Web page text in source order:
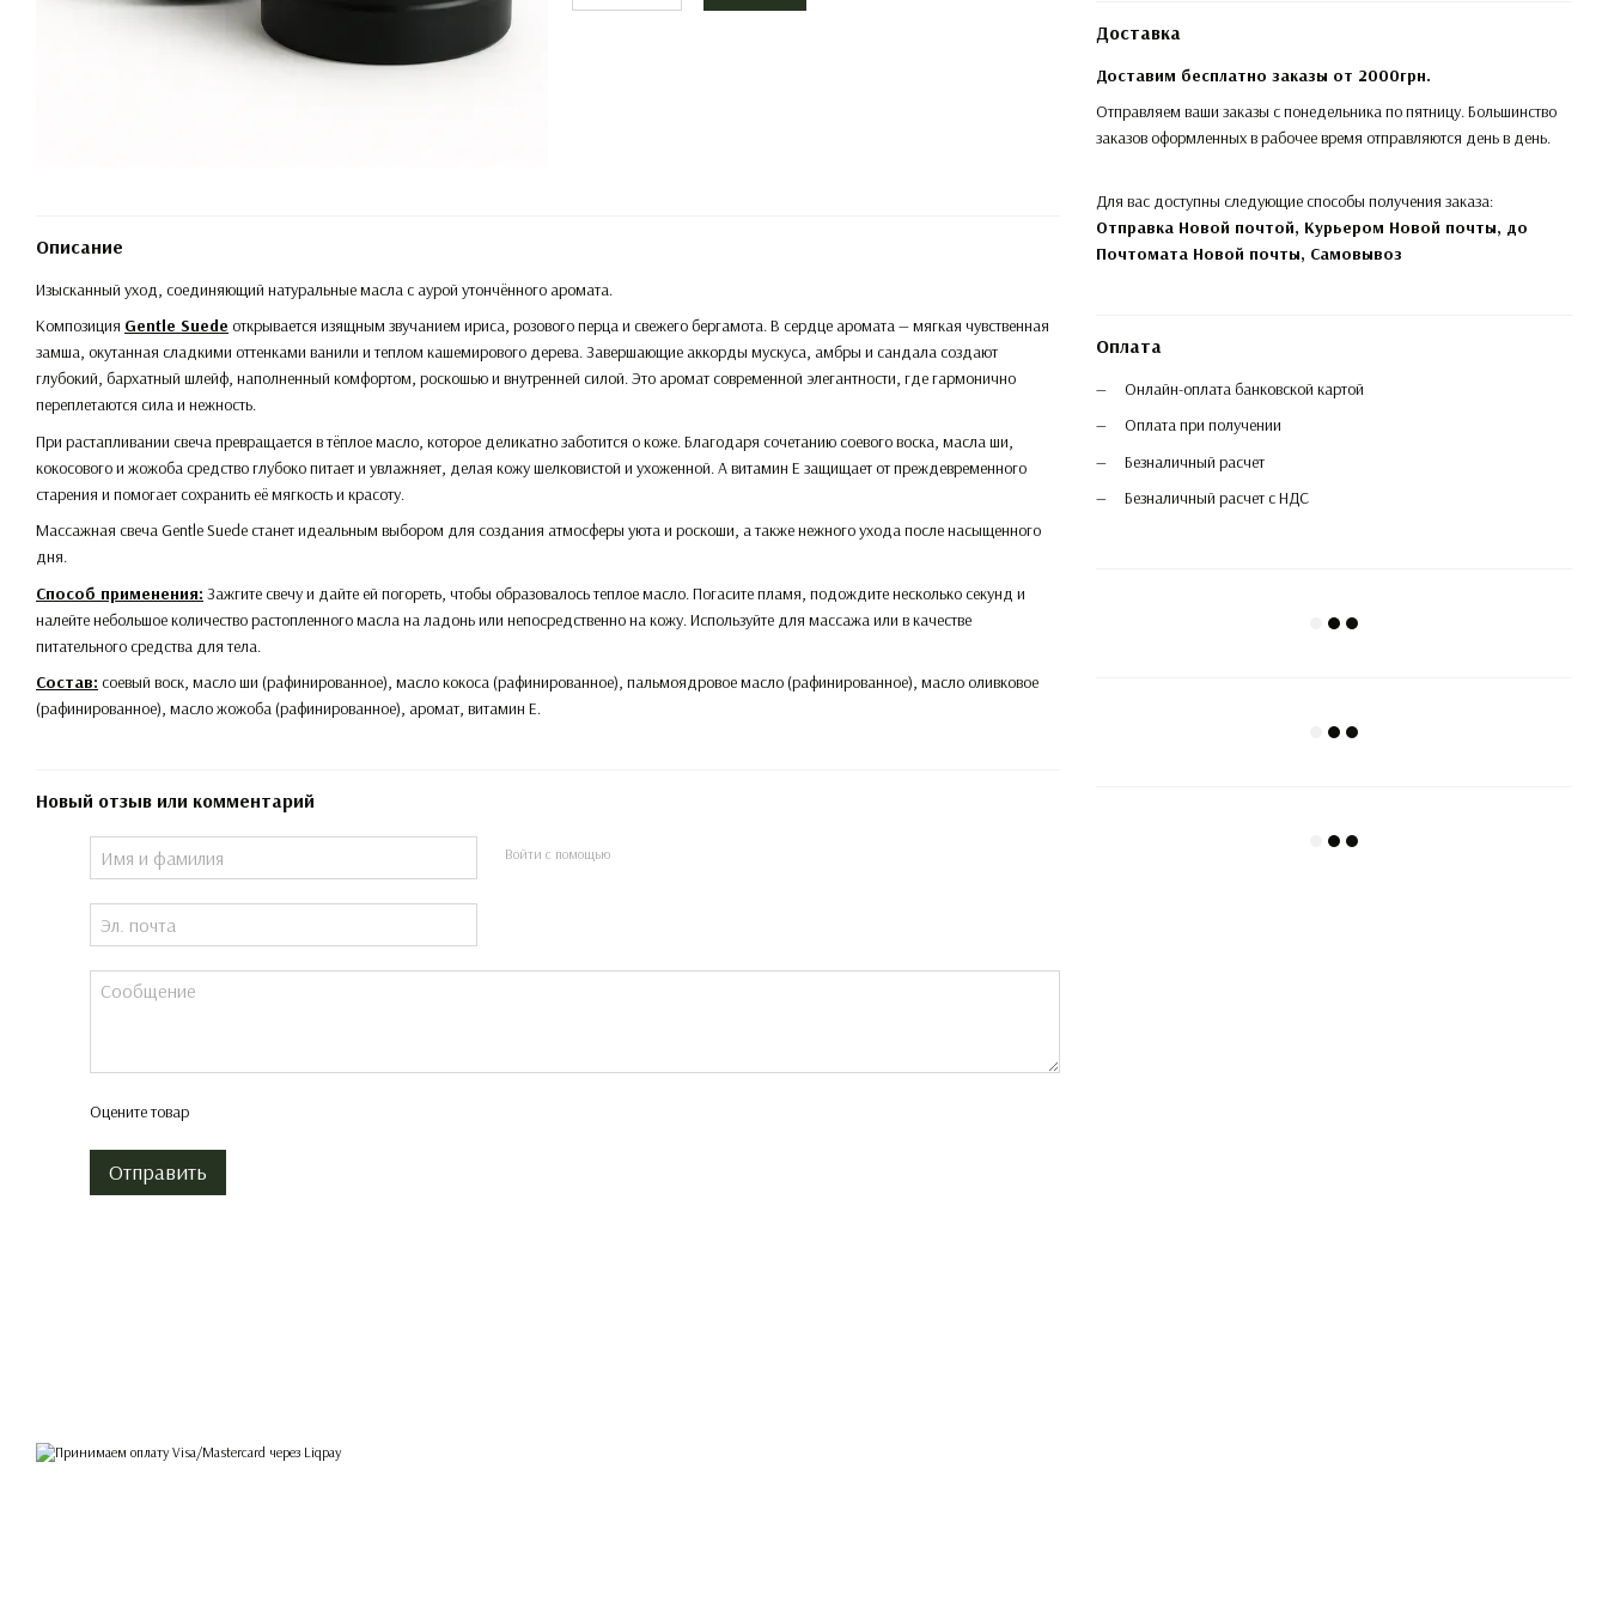
Доставка
Доставим бесплатно заказы от 2000грн.
Отправляем ваши заказы с понедельника по пятницу. Большинство
заказов оформленных в рабочее время отправляются день в день.
Для вас доступны следующие способы получения заказа:
Отправка Новой почтой, Курьером Новой почты, до
Почтомата Новой почты, Самовывоз
Оплата
Онлайн-оплата банковской картой
Оплата при получении
Безналичный расчет
Безналичный расчет с НДС
Описание
Изысканный уход, соединяющий натуральные масла с аурой утончённого аромата.
Композиция Gentle Suede открывается изящным звучанием ириса, розового перца и свежего бергамота. В сердце аромата — мягкая чувственная
замша, окутанная сладкими оттенками ванили и теплом кашемирового дерева. Завершающие аккорды мускуса, амбры и сандала создают
глубокий, бархатный шлейф, наполненный комфортом, роскошью и внутренней силой. Это аромат современной элегантности, где гармонично
переплетаются сила и нежность.
При растапливании свеча превращается в тёплое масло, которое деликатно заботится о коже. Благодаря сочетанию соевого воска, масла ши,
кокосового и жожоба средство глубоко питает и увлажняет, делая кожу шелковистой и ухоженной. А витамин Е защищает от преждевременного
старения и помогает сохранить её мягкость и красоту.
Массажная свеча Gentle Suede станет идеальным выбором для создания атмосферы уюта и роскоши, а также нежного ухода после насыщенного
дня.
Способ применения: Зажгите свечу и дайте ей погореть, чтобы образовалось теплое масло. Погасите пламя, подождите несколько секунд и
налейте небольшое количество растопленного масла на ладонь или непосредственно на кожу. Используйте для массажа или в качестве
питательного средства для тела.
Состав: соевый воск, масло ши (рафинированное), масло кокоса (рафинированное), пальмоядровое масло (рафинированное), масло оливковое
(рафинированное), масло жожоба (рафинированное), аромат, витамин Е.
Новый отзыв или комментарий
Войти с помощью
Оцените товар
Отправить